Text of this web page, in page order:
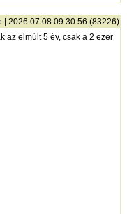
| 2026.07.08 09:30:56 (83226)
az elmúlt 5 év, csak a 2 ezer